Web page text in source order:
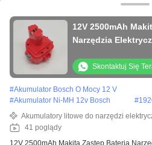
12V 2500mAh
Narzędzia
192698-8, 192698-
Skontaktuj Się
#Akumulator Bosch O Mocy 12 V
#Akumulator Ni-MH 12v Bosch #
Akumulatory litowe do narzędzi
41 poglądy